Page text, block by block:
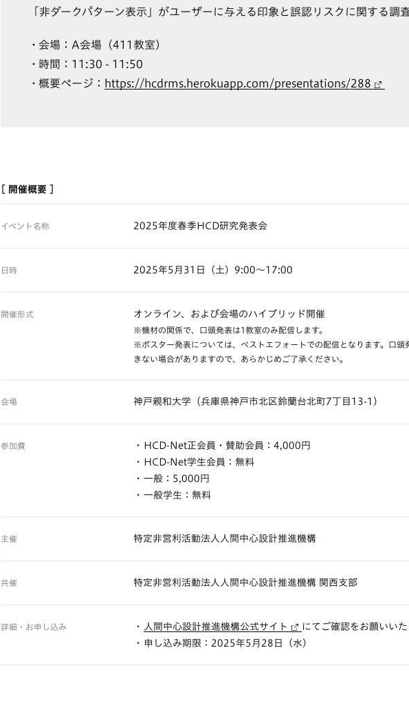
「非ダークパターン表示」がユーザーに与える印象と誤認リスクに関する調
会場：A会場（411教室）
時間：11:30 - 11:50
概要ページ：
https://hcdrms.herokuapp.com/presentations/288
[ 開催概要 ]
イベント名称 2025年度春季HCD研究発表会
日時 2025年5月31日（土）9:00～17:00
開催形式 オンライン、および会場のハイブリッド開催
※機材の関係で、口頭発表は1教室のみ配信します。
※ポスター発表については、ベストエフォートでの配信となります。口頭
きない場合がありますので、あらかじめご了承ください。
会場 神戸親和大学（兵庫県神戸市北区鈴蘭台北町7丁目13-1）
参加費
HCD-Net正会員・賛助会員：4,000円
HCD-Net学生会員：無料
一般：5,000円
一般学生：無料
主催 特定非営利活動法人人間中心設計推進機構
共催 特定非営利活動法人人間中心設計推進機構 関西支部
詳細・お申し込み 人間中心設計推進機構公式サイト
にてご確認をお願いい
申し込み期限：2025年5月28日（水）